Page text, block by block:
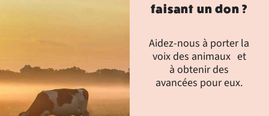
faisant un don ?
Aidez-nous à porter la
voix des animaux et
à obtenir des
avancées pour eux.